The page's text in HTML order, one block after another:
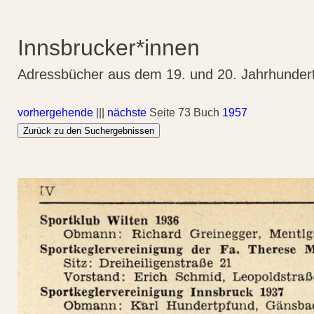
Innsbrucker*innen
Adressbücher aus dem 19. und 20.
vorhergehende nächste Seite 73 Buch 1957
Zurück zu den Suchergebnissen